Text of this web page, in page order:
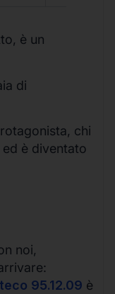
è un
di
chi
ed è diventato
noi,
95.12.09 è